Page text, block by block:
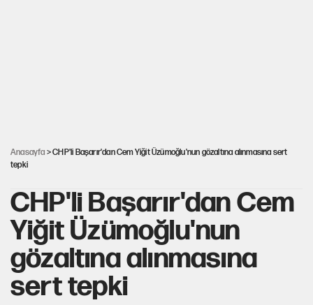
Anasayfa > CHP'li Başarır'dan Cem Yiğit Üzümoğlu'nun gözaltına alınmasına sert
tepki
CHP'li Başarır'dan Cem
Yiğit Üzümoğlu'nun
gözaltına alınmasına
sert tepki